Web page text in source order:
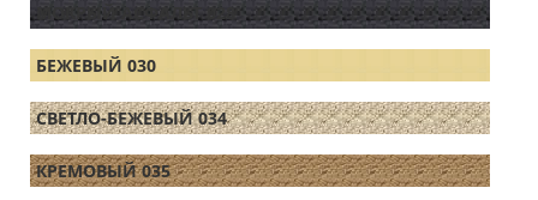
МОКРЫЙ АСФАЛЬТ 028
БЕЖЕВЫЙ 030
СВЕТЛО-БЕЖЕВЫЙ 034
КРЕМОВЫЙ 035